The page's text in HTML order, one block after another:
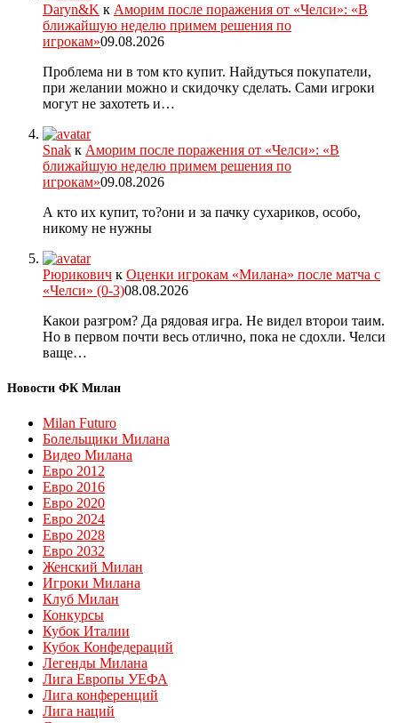
Daryn&K к Аморим после поражения от «Челси»: «В
ближайшую неделю примем решения по
игрокам»09.08.2026
Проблема ни в том кто купит. Найдуться покупатели,
при желании можно и скидочку сделать. Сами игроки
могут не захотеть и…
Snak к Аморим после поражения от «Челси»: «В
ближайшую неделю примем решения по
игрокам»09.08.2026
А кто их купит, то?они и за пачку сухариков, особо,
никому не нужны
Рюрикович к Оценки игрокам «Милана» после матча с
«Челси» (0-3)08.08.2026
Какои разгром? Да рядовая игра. Не видел второи таим.
Но в первом почти весь отлично, пока не сдохли. Челси
ваще…
Новости ФК Милан
Milan Futuro
Болельщики Милана
Видео Милана
Евро 2012
Евро 2016
Евро 2020
Евро 2024
Евро 2028
Евро 2032
Женский Милан
Игроки Милана
Клуб Милан
Конкурсы
Кубок Италии
Кубок Конфедераций
Легенды Милана
Лига Европы УЕФА
Лига конференций
Лига наций